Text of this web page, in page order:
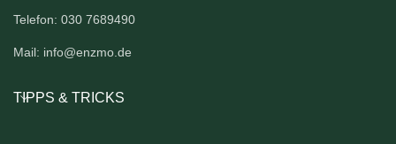
Telefon: 030 7689490
Mail: info@enzmo.de
TIPPS & TRICKS